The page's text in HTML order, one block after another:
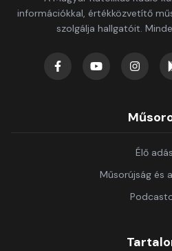
információkkal, értékközvetítő
szolgálja hallgatóit.
Élő adás
Műsorújság és